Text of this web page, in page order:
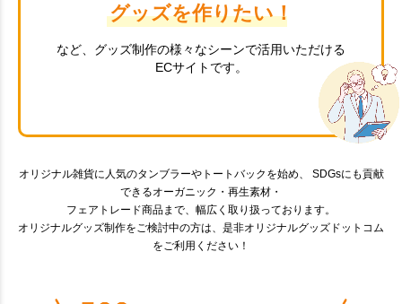
グッズを作りたい！
など、グッズ制作の様々なシーンで活用いただける
ECサイトです。
オリジナル雑貨に人気のタンブラーやトートバックを始め、 SDGsにも貢献
できるオーガニック・再生素材・
フェアトレード商品まで、幅広く取り扱っております。
オリジナルグッズ制作をご検討中の方は、是非オリジナルグッズドットコム
をご利用ください！